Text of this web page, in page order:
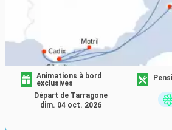
Animations à bord
exclusives
Départ de Tarragone
dim. 04 oct. 2026